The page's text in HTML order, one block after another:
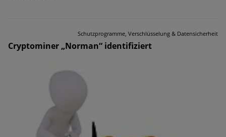
Schutzprogramme, Verschlüsselung & Datensicherheit
Cryptominer „Norman“ identifiziert